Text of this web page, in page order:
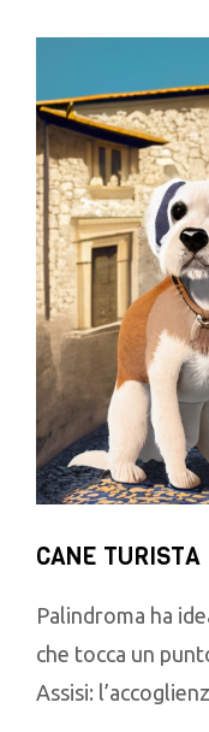
CANE TURISTA
Palindroma ha
che tocca un
Assisi: